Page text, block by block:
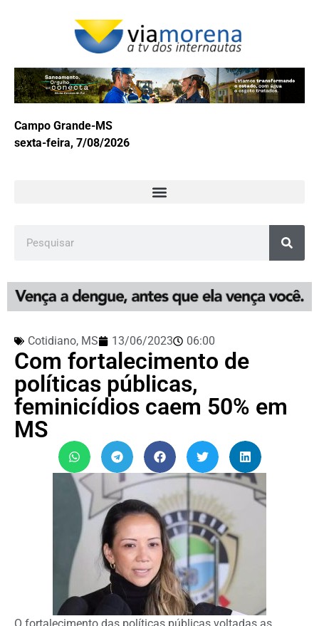
Campo Grande-MS
sexta-feira, 7/08/2026
Cotidiano, MS 13/06/2023 06:00
Com fortalecimento de
políticas públicas,
feminicídios caem 50% em
MS
O fortalecimento das políticas públicas voltadas as